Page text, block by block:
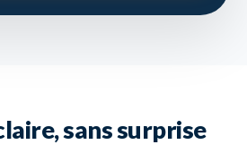
sans surprise